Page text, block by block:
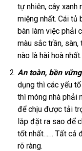
tự nhiên, cây xanh
miệng nhất. Cái tủ
bàn làm việc phải
màu sắc trần,
nào là hài hoà
An toàn, bền
dụng thì các yếu
thì móng nhà phải
để chịu được tải
lắp đặt ra sao để
tốt nhất…… Tất cả
rõ ràng.